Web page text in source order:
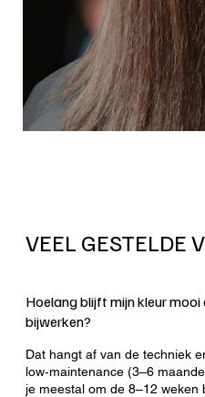
VEEL GESTELDE
Hoelang blijft mijn kleur mooi
bijwerken?
Dat hangt af van de techniek
low‑maintenance (3–6
je meestal om de 8–12 weken